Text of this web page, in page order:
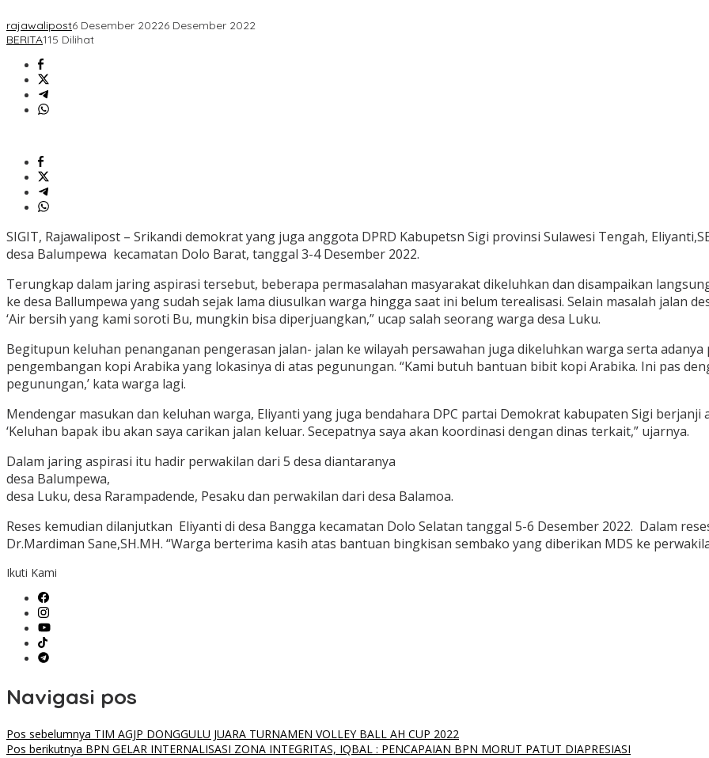
rajawalipost6 Desember 20226 Desember 2022
BERITA115 Dilihat
SIGIT, Rajawalipost – Srikandi demokrat yang juga anggota DPRD Kabupetsn Sigi provinsi Sulawesi Tengah,
desa Balumpewa kecamatan Dolo Barat, tanggal 3-4 Desember 2022.
Terungkap dalam jaring aspirasi tersebut, beberapa permasalahan masyarakat dikeluhkan dan disampaikan
ke desa Ballumpewa yang sudah sejak lama diusulkan warga hingga saat ini belum terealisasi. Selain masalah jalan
‘Air bersih yang kami soroti Bu, mungkin bisa diperjuangkan,” ucap salah seorang warga desa Luku.
Begitupun keluhan penanganan pengerasan jalan- jalan ke wilayah persawahan juga dikeluhkan warga serta
pengembangan kopi Arabika yang lokasinya di atas pegunungan. “Kami butuh bantuan bibit kopi Arabika. Ini pas
pegunungan,’ kata warga lagi.
Mendengar masukan dan keluhan warga, Eliyanti yang juga bendahara DPC partai Demokrat kabupaten Sigi
‘Keluhan bapak ibu akan saya carikan jalan keluar. Secepatnya saya akan koordinasi dengan dinas terkait,” ujarnya.
Dalam jaring aspirasi itu hadir perwakilan dari 5 desa diantaranya
desa Balumpewa,
desa Luku, desa Rarampadende, Pesaku dan perwakilan dari desa Balamoa.
Reses kemudian dilanjutkan Eliyanti di desa Bangga kecamatan Dolo Selatan tanggal 5-6 Desember 2022. Dalam
Dr.Mardiman Sane,SH.MH. “Warga berterima kasih atas bantuan bingkisan sembako yang diberikan MDS ke
Ikuti Kami
Navigasi pos
Pos sebelumnya TIM AGJP DONGGULU JUARA TURNAMEN VOLLEY BALL AH CUP 2022
Pos berikutnya BPN GELAR INTERNALISASI ZONA INTEGRITAS, IQBAL : PENCAPAIAN BPN MORUT PATUT DIAPRESIASI